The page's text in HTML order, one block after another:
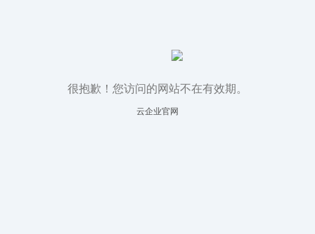
很抱歉！您访问的网站不在有效期。
云企业官网